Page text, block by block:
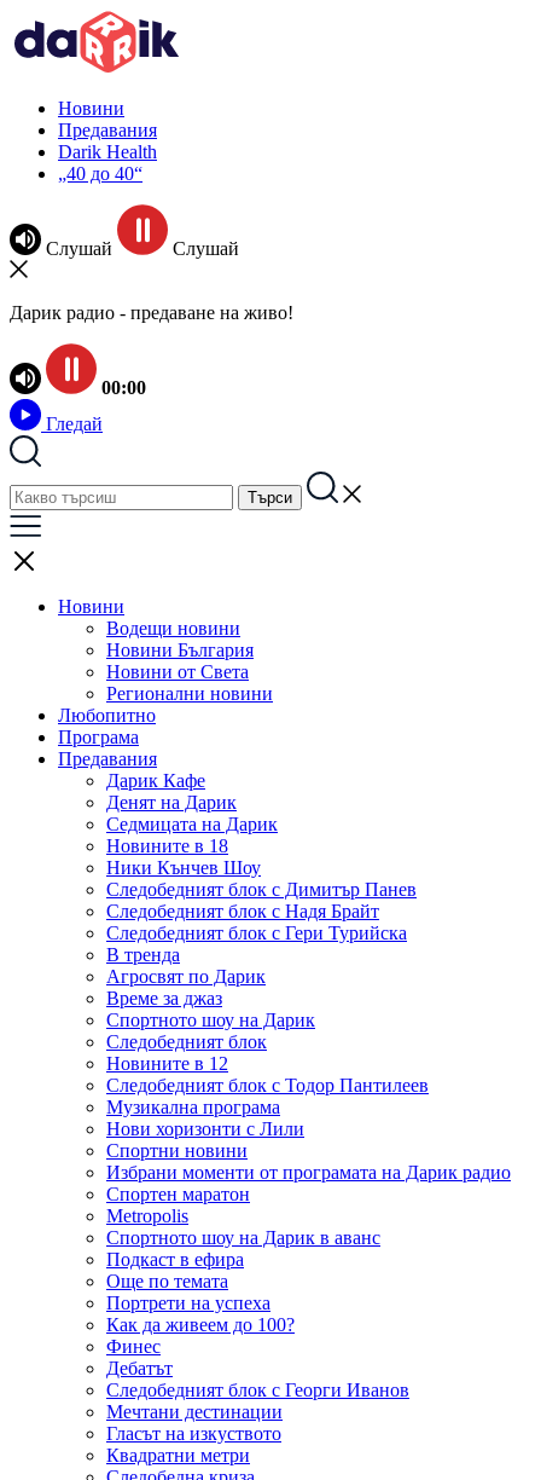
Новини
Предавания
Darik Health
„40 до 40“
Слушай Слушай
Дарик радио - предаване на живо!
00:00
Гледай
Новини
Водещи новини
Новини България
Новини от Света
Регионални новини
Любопитно
Програма
Предавания
Дарик Кафе
Денят на Дарик
Седмицата на Дарик
Новините в 18
Ники Кънчев Шоу
Следобедният блок с Димитър Панев
Следобедният блок с Надя Брайт
Следобедният блок с Гери Турийска
В тренда
Агросвят по Дарик
Време за джаз
Спортното шоу на Дарик
Следобедният блок
Новините в 12
Следобедният блок с Тодор Пантилеев
Музикална програма
Нови хоризонти с Лили
Спортни новини
Избрани моменти от програмата на Дарик радио
Спортен маратон
Metropolis
Спортното шоу на Дарик в аванс
Подкаст в ефира
Още по темата
Портрети на успеха
Как да живеем до 100?
Финес
Дебатът
Следобедният блок с Георги Иванов
Мечтани дестинации
Гласът на изкуството
Квадратни метри